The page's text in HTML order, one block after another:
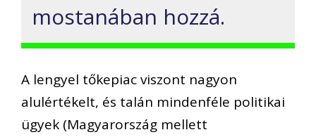
mostanában hozzá.
A lengyel tőkepiac viszont nagyon
alulértékelt, és talán mindenféle politikai
ügyek (Magyarország mellett